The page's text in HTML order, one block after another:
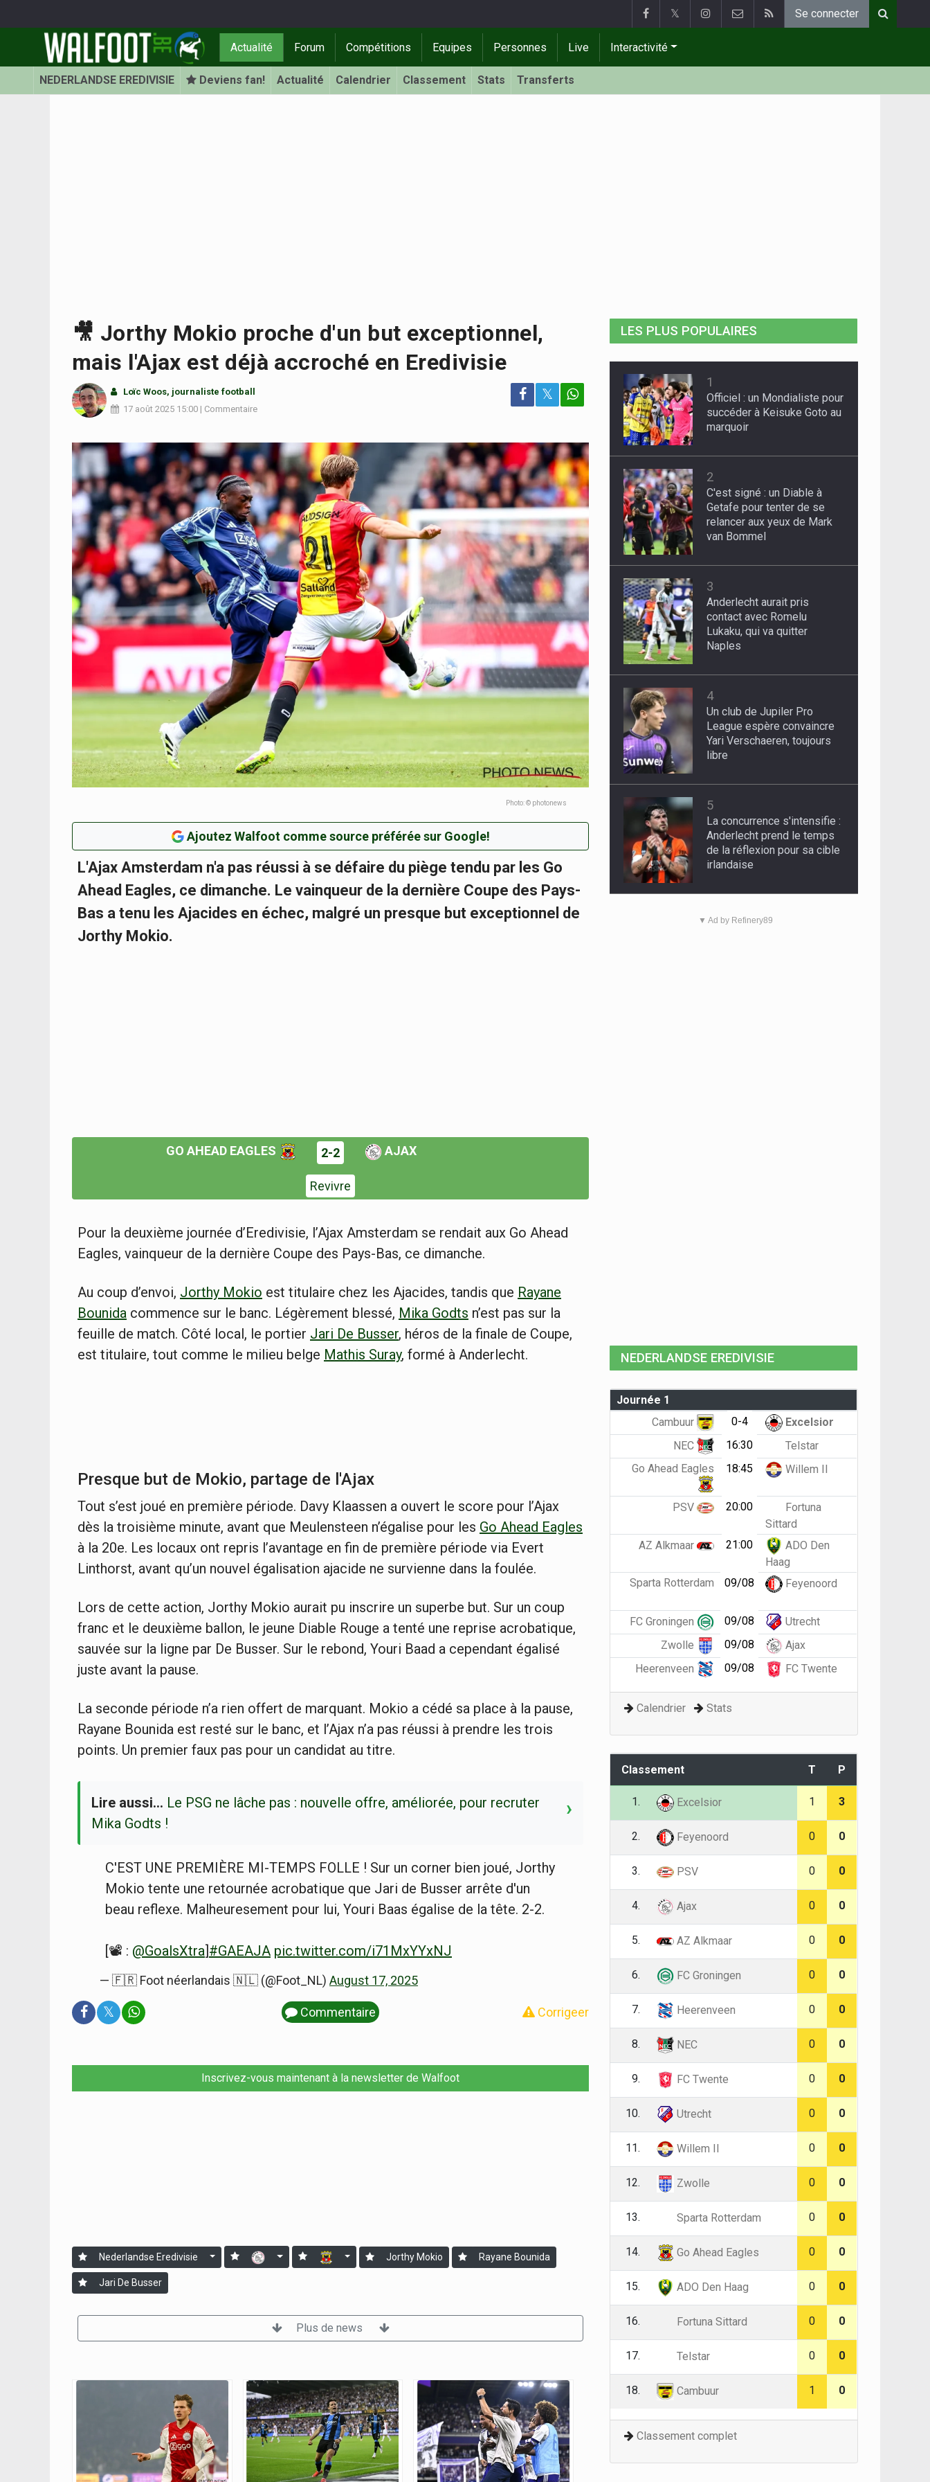
𝕏 Se connecter
Actualité Forum Compétitions Equipes Personnes Live Interactivité
NEDERLANDSE EREDIVISIE Deviens fan! Actualité Calendrier Classement Stats Transferts
🎥 Jorthy Mokio proche d'un but exceptionnel,
mais l'Ajax est déjà accroché en Eredivisie
Loïc Woos, journaliste football
17 août 2025 15:00 | Commentaire
𝕏
Photo: © photonews
Ajoutez Walfoot comme source préférée sur Google!
L'Ajax Amsterdam n'a pas réussi à se défaire du piège tendu par les Go
Ahead Eagles, ce dimanche. Le vainqueur de la dernière Coupe des Pays-
Bas a tenu les Ajacides en échec, malgré un presque but exceptionnel de
Jorthy Mokio.
GO AHEAD EAGLES 2-2 AJAX
Revivre
Pour la deuxième journée d’Eredivisie, l’Ajax Amsterdam se rendait aux Go Ahead
Eagles, vainqueur de la dernière Coupe des Pays-Bas, ce dimanche.
Au coup d’envoi, Jorthy Mokio est titulaire chez les Ajacides, tandis que Rayane
Bounida commence sur le banc. Légèrement blessé, Mika Godts n’est pas sur la
feuille de match. Côté local, le portier Jari De Busser, héros de la finale de Coupe,
est titulaire, tout comme le milieu belge Mathis Suray, formé à Anderlecht.
Presque but de Mokio, partage de l'Ajax
Tout s’est joué en première période. Davy Klaassen a ouvert le score pour l’Ajax
dès la troisième minute, avant que Meulensteen n’égalise pour les Go Ahead Eagles
à la 20e. Les locaux ont repris l’avantage en fin de première période via Evert
Linthorst, avant qu’un nouvel égalisation ajacide ne survienne dans la foulée.
Lors de cette action, Jorthy Mokio aurait pu inscrire un superbe but. Sur un coup
franc et le deuxième ballon, le jeune Diable Rouge a tenté une reprise acrobatique,
sauvée sur la ligne par De Busser. Sur le rebond, Youri Baad a cependant égalisé
juste avant la pause.
La seconde période n’a rien offert de marquant. Mokio a cédé sa place à la pause,
Rayane Bounida est resté sur le banc, et l’Ajax n’a pas réussi à prendre les trois
points. Un premier faux pas pour un candidat au titre.
Lire aussi… Le PSG ne lâche pas : nouvelle offre, améliorée, pour recruter
Mika Godts !
›
C'EST UNE PREMIÈRE MI-TEMPS FOLLE ! Sur un corner bien joué, Jorthy
Mokio tente une retournée acrobatique que Jari de Busser arrête d'un
beau reflexe. Malheuresement pour lui, Youri Baas égalise de la tête. 2-2.
[📽️ : @GoalsXtra]#GAEAJA pic.twitter.com/i71MxYYxNJ
— 🇫🇷 Foot néerlandais 🇳🇱 (@Foot_NL) August 17, 2025
𝕏 Commentaire Corrigeer
Inscrivez-vous maintenant à la newsletter de Walfoot
Nederlandse Eredivisie Jorthy Mokio Rayane Bounida
Jari De Busser
Plus de news
LES PLUS POPULAIRES
1
Officiel : un Mondialiste pour
succéder à Keisuke Goto au
marquoir
2
C'est signé : un Diable à
Getafe pour tenter de se
relancer aux yeux de Mark
van Bommel
3
Anderlecht aurait pris
contact avec Romelu
Lukaku, qui va quitter
Naples
4
Un club de Jupiler Pro
League espère convaincre
Yari Verschaeren, toujours
libre
5
La concurrence s'intensifie :
Anderlecht prend le temps
de la réflexion pour sa cible
irlandaise
▼ Ad by Refinery89
NEDERLANDSE EREDIVISIE
Journée 1
Cambuur
0-4
Excelsior
NEC
16:30
Telstar
Go Ahead Eagles
18:45 Willem II
PSV 20:00
Fortuna
Sittard
AZ Alkmaar
21:00
ADO Den
Haag
Sparta Rotterdam
09/08 Feyenoord
FC Groningen 09/08
Utrecht
Zwolle
09/08
Ajax
Heerenveen
09/08 FC Twente
Calendrier Stats
Classement T P
1. Excelsior 1 3
2. Feyenoord 0 0
3. PSV 0 0
4. Ajax 0 0
5. AZ Alkmaar 0 0
6. FC Groningen 0 0
7. Heerenveen 0 0
8. NEC 0 0
9. FC Twente 0 0
10. Utrecht 0 0
11. Willem II 0 0
12. Zwolle 0 0
13. Sparta Rotterdam 0 0
14. Go Ahead Eagles 0 0
15. ADO Den Haag 0 0
16. Fortuna Sittard 0 0
17. Telstar 0 0
18. Cambuur 1 0
Classement complet